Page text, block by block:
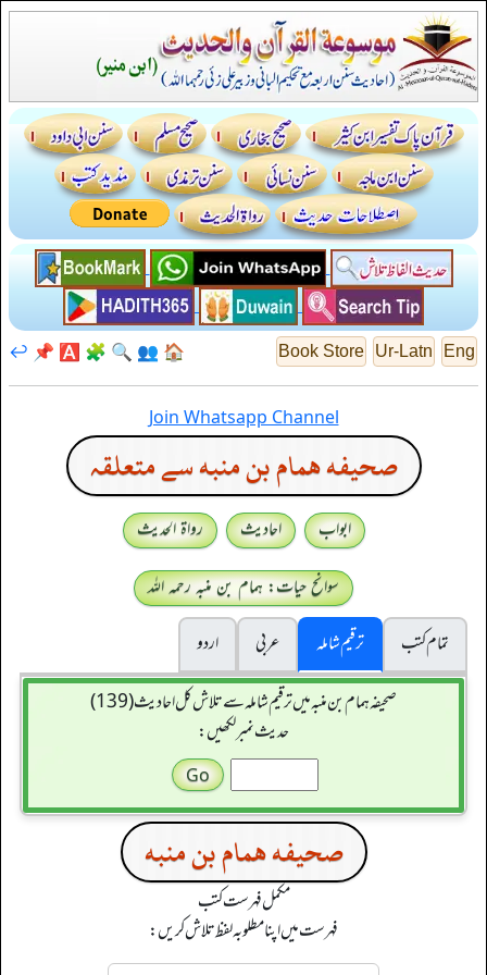
Eng
Ur-Latn
Book Store
🏠
👥
🔍
🧩
🅰️
📌
↩️
Join Whatsapp Channel
صحيفه همام بن منبه سے متعلقہ
ابواب احادیث
رواۃ الحدیث
سوانح حیات: ہمام بن منبہ رحمہ اللہ
تمام کتب
ترقیم شاملہ عربی
اردو
صحیفہ ہمام بن منبہ میں ترقیم شاملہ سے تلاش کل احادیث (139)
حدیث نمبر لکھیں:
صحيفه همام بن منبه
مکمل فہرست کتب
فہرست میں اپنا مطلوبہ لفظ تلاش کریں: